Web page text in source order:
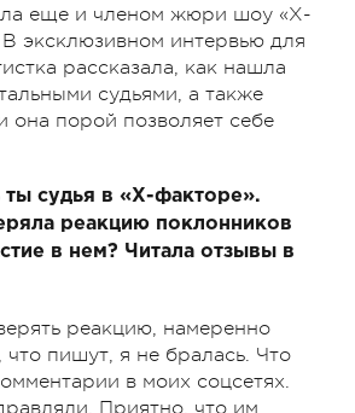
еще и членом жюри шоу «Х-
эксклюзивном интервью для
рассказала, как нашла
судьями, а также
она порой позволяет себе
ты судья в «Х-факторе».
реакцию поклонников
в нем? Читала отзывы в
реакцию, намеренно
что пишут, я не бралась. Что
в моих соцсетях.
Приятно, что им